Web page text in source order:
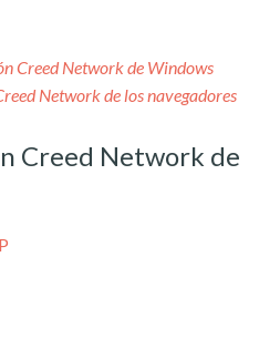
Creed Network de Windows
Network de los navegadores
Creed Network de